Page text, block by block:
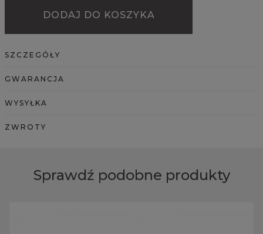
DODAJ DO KOSZYKA
SZCZEGÓŁY
GWARANCJA
WYSYŁKA
ZWROTY
Sprawdź podobne produkty